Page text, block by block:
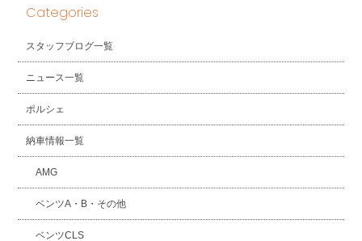
Categories
スタッフブログ一覧
ニュース一覧
ポルシェ
納車情報一覧
AMG
ベンツA・B・その他
ベンツCLS